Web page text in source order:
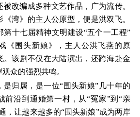
改编成多种文艺作品，广为流传。
《湾》的主人公原型，便是洪双飞。
第十七届精神文明建设“五个一工程”
《围头新娘》，主人公洪飞燕的原
。该剧不仅在大陆演出，还跨海赴金
众的强烈共鸣。
是归属，是一位“围头新娘”几十年的
沿到通婚第一村，从“冤家”到“亲
，让越来越多的“围头新娘”成为两岸